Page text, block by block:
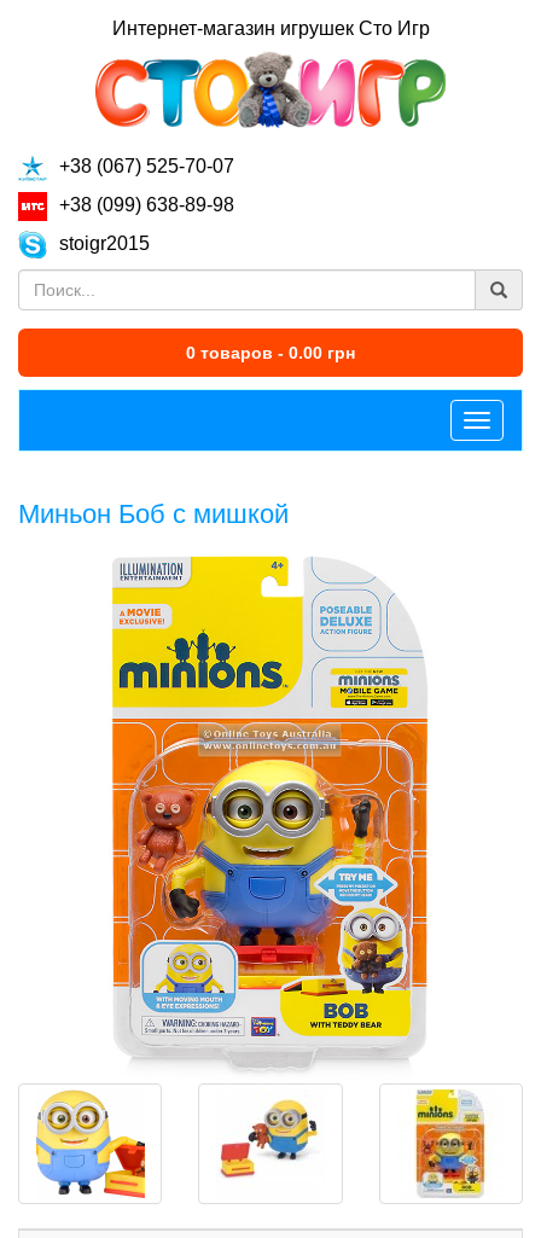
Интернет-магазин игрушек Сто Игр
+38 (067) 525-70-07
+38 (099) 638-89-98
stoigr2015
0 товаров - 0.00 грн
Меню
Миньон Боб с мишкой